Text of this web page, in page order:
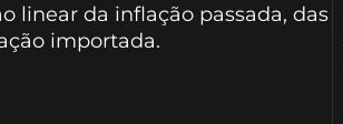
linear da inflação passada, das
importada.